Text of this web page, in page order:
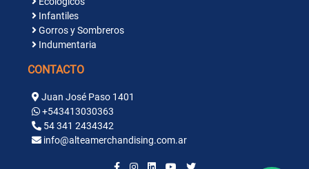
Infantiles
Gorros y Sombreros
Indumentaria
CONTACTO
Juan José Paso 1401
+543413030363
54 341 2434342
info@alteamerchandising.com.ar